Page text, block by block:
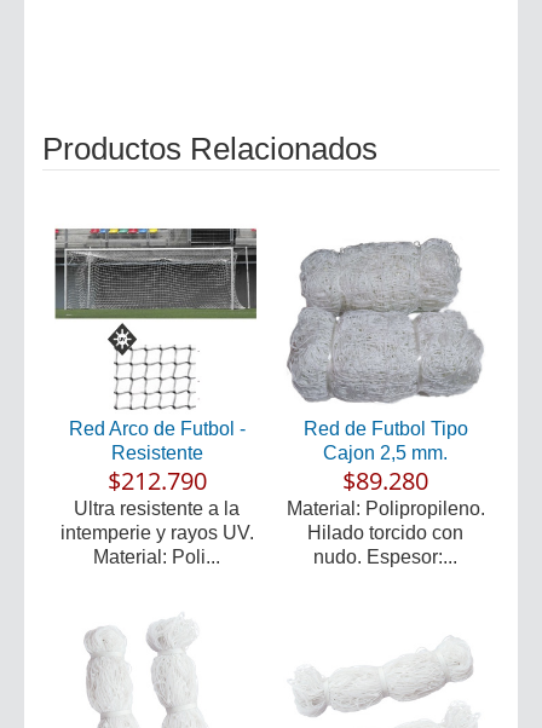
Productos Relacionados
Red Arco de Futbol -
Resistente
$212.790
Ultra resistente a la
intemperie y rayos UV.
Material: Poli...
Red de Futbol Tipo
Cajon 2,5 mm.
$89.280
Material: Polipropileno.
Hilado torcido con
nudo. Espesor:...